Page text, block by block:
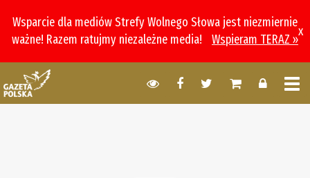
Wsparcie dla mediów Strefy Wolnego Słowa jest niezmiernie
ważne! Razem ratujmy niezależne media!
Wspieram TERAZ »
x